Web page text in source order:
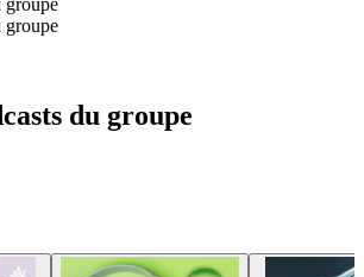
groupe
groupe
du groupe